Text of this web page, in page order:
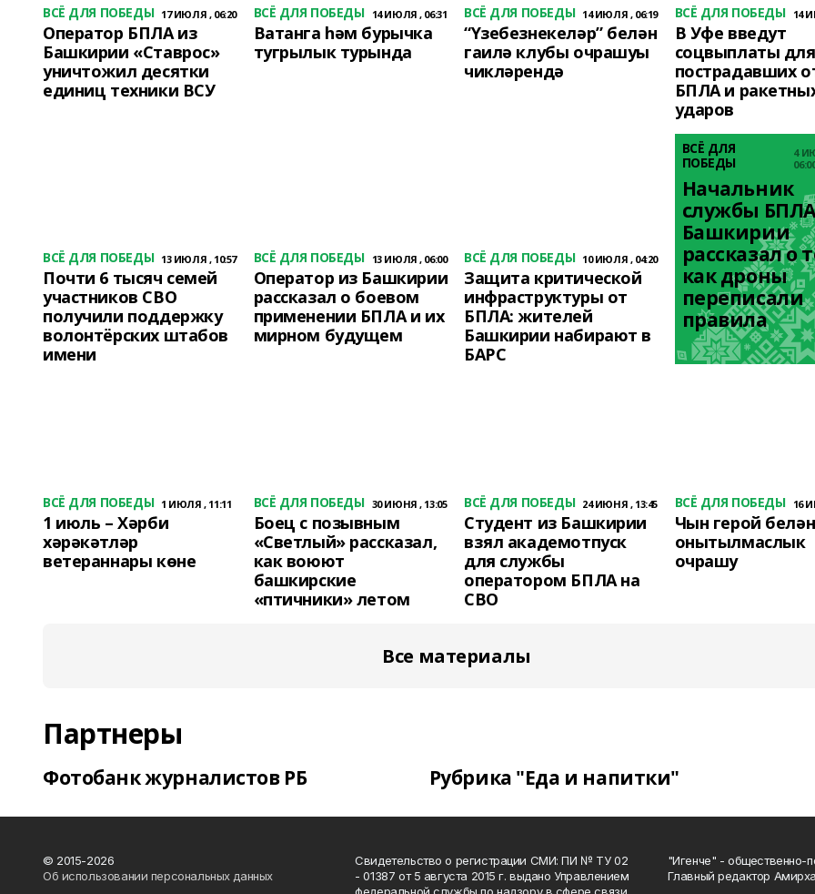
ВСЁ ДЛЯ ПОБЕДЫ 17 ИЮЛЯ , 06:20
Оператор БПЛА из
Башкирии «Ставрос»
уничтожил десятки
единиц техники ВСУ
ВСЁ ДЛЯ ПОБЕДЫ 14 ИЮЛЯ , 06:31
Ватанга һәм бурычка
тугрылык турында
ВСЁ ДЛЯ ПОБЕДЫ 14 ИЮЛЯ , 06:19
“Үзебезнекеләр” белән
гаилә клубы очрашуы
чикләрендә
ВСЁ ДЛЯ ПОБЕДЫ 14
В Уфе введут
соцвыплаты для
пострадавших
БПЛА и
ударов
ВСЁ ДЛЯ ПОБЕДЫ 13 ИЮЛЯ , 10:57
Почти 6 тысяч семей
участников СВО
получили поддержку
волонтёрских штабов
имени
ВСЁ ДЛЯ ПОБЕДЫ 13 ИЮЛЯ , 06:00
Оператор из Башкирии
рассказал о боевом
применении БПЛА и их
мирном будущем
ВСЁ ДЛЯ ПОБЕДЫ 10 ИЮЛЯ , 04:20
Защита критической
инфраструктуры от
БПЛА: жителей
Башкирии набирают в
БАРС
ВСЁ ДЛЯ
ПОБЕДЫ
4
Начальник
службы
Башкирии
рассказал о
как дроны
переписали
правила
ВСЁ ДЛЯ ПОБЕДЫ 1 ИЮЛЯ , 11:11
1 июль – Хәрби
хәрәкәтләр
ветераннары көне
ВСЁ ДЛЯ ПОБЕДЫ 30 ИЮНЯ , 13:05
Боец с позывным
«Светлый» рассказал,
как воюют
башкирские
«птичники» летом
ВСЁ ДЛЯ ПОБЕДЫ 24 ИЮНЯ , 13:45
Студент из Башкирии
взял академотпуск
для службы
оператором БПЛА на
СВО
ВСЁ ДЛЯ ПОБЕДЫ 16
Чын герой белән
онытылмаслык
очрашу
Все материалы
Партнеры
Фотобанк журналистов РБ Рубрика "Еда и напитки"
© 2015-2026
Об использовании персональных данных
Свидетельство о регистрации СМИ: ПИ № ТУ 02
- 01387 от 5 августа 2015 г. выдано Управлением
"Игенче" - общественно-
Главный редактор